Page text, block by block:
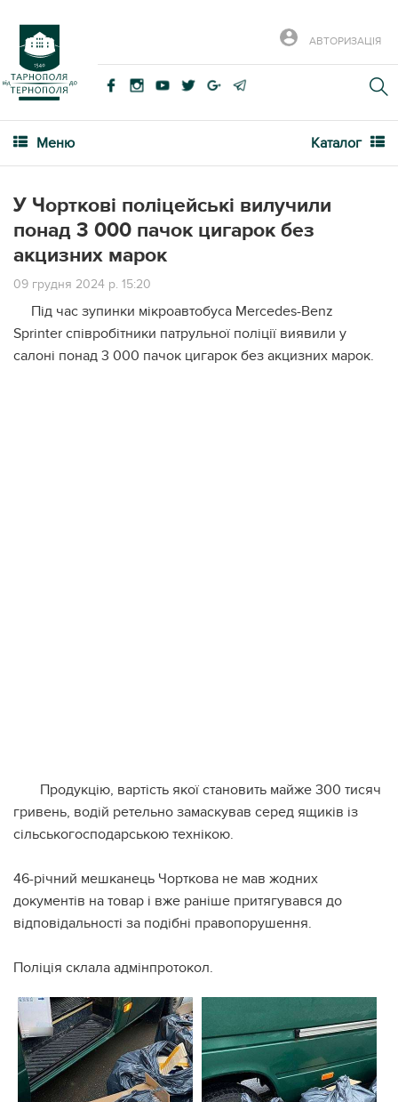
АВТОРИЗАЦІЯ
Меню Каталог
У Чорткові поліцейські вилучили
понад 3 000 пачок цигарок без
акцизних марок
09 грудня 2024 р. 15:20
Під час зупинки мікроавтобуса Mercedes-Benz
Sprinter співробітники патрульної поліції виявили у
салоні понад 3 000 пачок цигарок без акцизних марок.
Продукцію, вартість якої становить майже 300 тисяч
гривень, водій ретельно замаскував серед ящиків із
сільськогосподарською технікою.
46-річний мешканець Чорткова не мав жодних
документів на товар і вже раніше притягувався до
відповідальності за подібні правопорушення.
Поліція склала адмінпротокол.